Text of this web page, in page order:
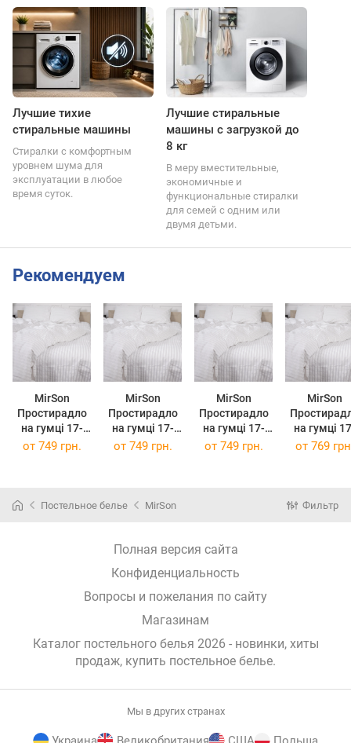
Лучшие тихие
стиральные машины
Стиралки с комфортным
уровнем шума для
эксплуатации в любое
время суток.
Лучшие стиральные
машины с загрузкой до
8 кг
В меру вместительные,
экономичные и
функциональные стиралки
для семей с одним или
двумя детьми.
Рекомендуем
MirSon
Простирадло
на гумці 17-
0605 Stripe
MirSon
Простирадло
на гумці 17-
0605 Stripe
MirSon
Простирадло
на гумці 17-
0605 Stripe
MirSon
на гумці 17-
0605
от 749 грн. от 749 грн. от 749 грн. от 769
Постельное белье MirSon Фильтр
Полная версия сайта
Конфиденциальность
Вопросы и пожелания по сайту
Магазинам
Каталог постельного белья 2026 - новинки, хиты
продаж, купить постельное белье.
Мы в других странах